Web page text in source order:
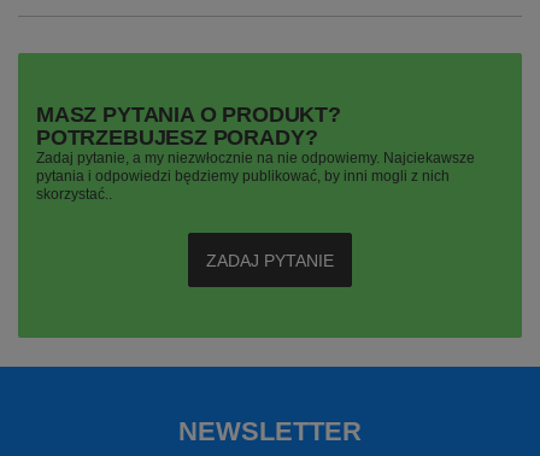
MASZ PYTANIA O PRODUKT?
POTRZEBUJESZ PORADY?
Zadaj pytanie, a my niezwłocznie na nie odpowiemy. Najciekawsze
pytania i odpowiedzi będziemy publikować, by inni mogli z nich
skorzystać..
ZADAJ PYTANIE
NEWSLETTER